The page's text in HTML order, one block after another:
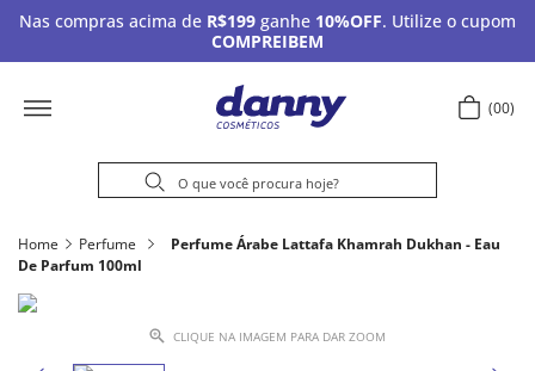
Nas compras acima de R$199 ganhe 10%OFF. Utilize o cupom
COMPREIBEM
00
Home Perfume
Perfume Árabe Lattafa Khamrah Dukhan - Eau
De Parfum 100ml
CLIQUE NA IMAGEM PARA DAR ZOOM